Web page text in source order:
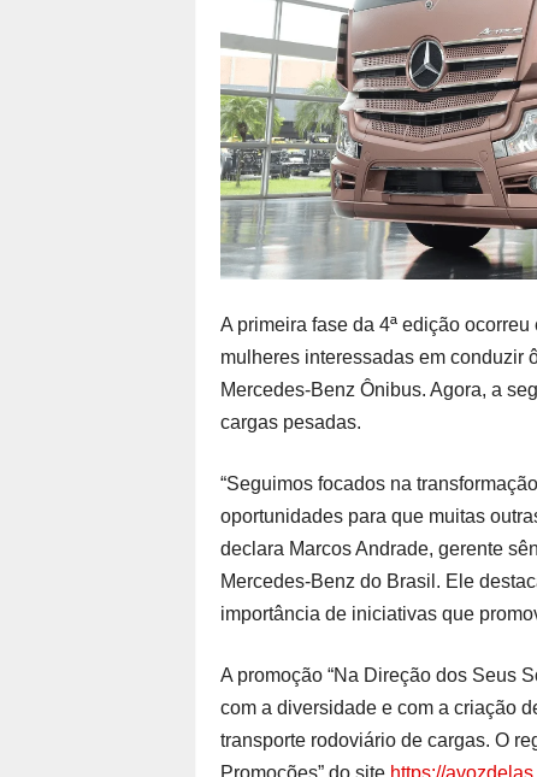
A primeira fase da 4ª edição
mulheres interessadas em conduzir
Mercedes-Benz Ônibus. Agora, a
cargas pesadas.
“Seguimos focados na
oportunidades para que muitas
declara Marcos Andrade, gerente
Mercedes-Benz do Brasil. Ele
importância de iniciativas que
A promoção “Na Direção dos Seus
com a diversidade e com a criação
transporte rodoviário de cargas. O
Promoções” do site https://